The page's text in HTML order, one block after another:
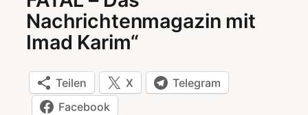
Nachrichtenmagazin mit
Imad Karim“
Teilen X
Telegram
Facebook